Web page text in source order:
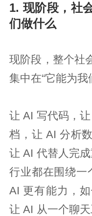
1. 现阶段，社
们做什么
现阶段，整个社
集中在“它能为我
让 AI 写代码，
档，让 AI 分析
让 AI 代替人完
行业都在围绕一
AI 更有能力，
让 AI 从一个聊